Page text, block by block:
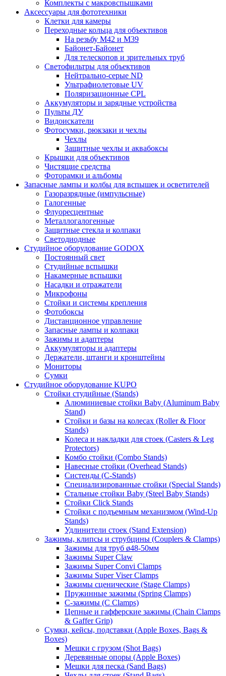
Комплекты с макровспышками
Аксессуары для фототехники
Клетки для камеры
Переходные кольца для объективов
На резьбу М42 и М39
Байонет-Байонет
Для телескопов и зрительных труб
Светофильтры для объективов
Нейтрально-серые ND
Ультрафиолетовые UV
Поляризационные CPL
Аккумуляторы и зарядные устройства
Пульты ДУ
Видоискатели
Фотосумки, рюкзаки и чехлы
Чехлы
Защитные чехлы и аквабоксы
Крышки для объективов
Чистящие средства
Фоторамки и альбомы
Запасные лампы и колбы для вспышек и осветителей
Газоразрядные (импульсные)
Галогенные
Флуоресцентные
Металлогалогенные
Защитные стекла и колпаки
Светодиодные
Студийное оборудование GODOX
Постоянный свет
Студийные вспышки
Накамерные вспышки
Насадки и отражатели
Микрофоны
Стойки и системы крепления
Фотобоксы
Дистанционное управление
Запасные лампы и колпаки
Зажимы и адаптеры
Аккумуляторы и адаптеры
Держатели, штанги и кронштейны
Мониторы
Сумки
Студийное оборудование KUPO
Стойки студийные (Stands)
Алюминиевые стойки Baby (Aluminum Baby
Stand)
Стойки и базы на колесах (Roller & Floor
Stands)
Колеса и накладки для стоек (Casters & Leg
Protectors)
Комбо стойки (Combo Stands)
Навесные стойки (Overhead Stands)
Систенды (C-Stands)
Специализированные стойки (Special Stands)
Стальные стойки Baby (Steel Baby Stands)
Стойки Click Stands
Стойки с подъемным механизмом (Wind-Up
Stands)
Удлинители стоек (Stand Extension)
Зажимы, клипсы и струбцины (Couplers & Clamps)
Зажимы для труб ø48-50мм
Зажимы Super Claw
Зажимы Super Convi Clamps
Зажимы Super Viser Clamps
Зажимы сценические (Stage Clamps)
Пружинные зажимы (Spring Clamps)
С-зажимы (C Clamps)
Цепные и гафферские зажимы (Chain Clamps
& Gaffer Grip)
Сумки, кейсы, подставки (Apple Boxes, Bags &
Boxes)
Мешки с грузом (Shot Bags)
Деревянные опоры (Apple Boxes)
Мешки для песка (Sand Bags)